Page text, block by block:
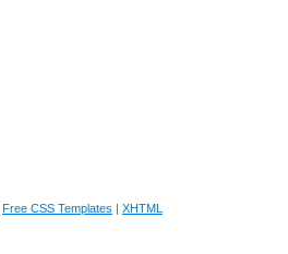
Free CSS Templates | XHTML